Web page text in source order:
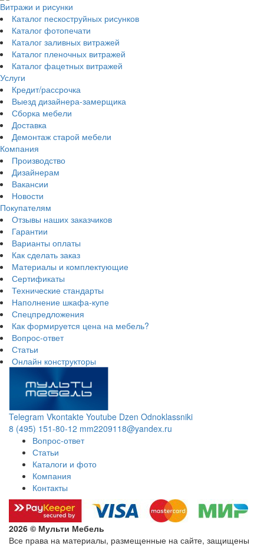
Витражи и рисунки
Каталог пескоструйных рисунков
Каталог фотопечати
Каталог заливных витражей
Каталог пленочных витражей
Каталог фацетных витражей
Услуги
Кредит/рассрочка
Выезд дизайнера-замерщика
Сборка мебели
Доставка
Демонтаж старой мебели
Компания
Производство
Дизайнерам
Вакансии
Новости
Покупателям
Отзывы наших заказчиков
Гарантии
Варианты оплаты
Как сделать заказ
Материалы и комплектующие
Сертификаты
Технические стандарты
Наполнение шкафа-купе
Спецпредложения
Как формируется цена на мебель?
Вопрос-ответ
Статьи
Онлайн конструкторы
Telegram Vkontakte Youtube Dzen Odnoklassniki
8 (495) 151-80-12 mm2209118@yandex.ru
Вопрос-ответ
Статьи
Каталоги и фото
Компания
Контакты
2026 © Мульти Мебель
Все права на материалы, размещенные на сайте, защищены